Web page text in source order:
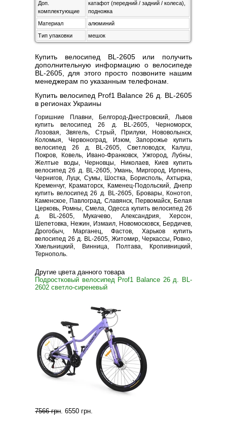
Доп.
комплектующие
катафот (передний / задний / колеса),
подножка
Материал
алюминий
Тип упаковки
мешок
Купить велосипед BL-2605 или получить
дополнительную информацию о велосипеде
BL-2605, для этого просто позвоните нашим
менеджерам по указанным телефонам.
Купить велосипед Prof1 Balance 26 д. BL-2605
в регионах Украины
Горишние Плавни, Белгород-Днестровский, Львов
купить велосипед 26 д. BL-2605, Черноморск,
Лозовая, Звягель, Стрый, Прилуки, Нововолынск,
Коломыя, Червоноград, Изюм, Запорожье купить
велосипед 26 д. BL-2605, Светловодск, Калуш,
Покров, Ковель, Ивано-Франковск, Ужгород, Лубны,
Желтые воды, Черновцы, Николаев, Киев купить
велосипед 26 д. BL-2605, Умань, Миргород, Ирпень,
Чернигов, Луцк, Сумы, Шостка, Борисполь, Ахтырка,
Кременчуг, Краматорск, Каменец-Подольский, Днепр
купить велосипед 26 д. BL-2605, Бровары, Конотоп,
Каменское, Павлоград, Славянск, Первомайск, Белая
Церковь, Ромны, Смела, Одесса купить велосипед 26
д. BL-2605, Мукачево, Александрия, Херсон,
Шепетовка, Нежин, Измаил, Новомосковск, Бердичев,
Дрогобыч, Марганец, Фастов, Харьков купить
велосипед 26 д. BL-2605, Житомир, Черкассы, Ровно,
Хмельницкий, Винница, Полтава, Кропивницкий,
Тернополь.
Другие цвета данного товара
Подростковый велосипед Prof1 Balance 26 д. BL-
2602 светло-сиреневый
7566 грн. 6550 грн.